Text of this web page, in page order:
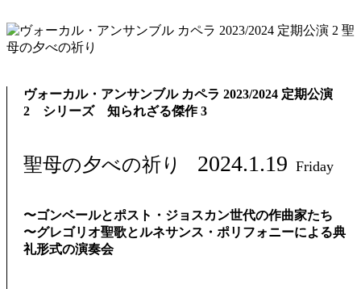
ヴォーカル・アンサンブル カペラ 2023/2024 定期公演
2 シリーズ 知られざる傑作 3
聖母の夕べの祈り 2024.1.19 Friday
〜ゴンベールとポスト・ジョスカン世代の作曲家たち
〜グレゴリオ聖歌とルネサンス・ポリフォニーによる典
礼形式の演奏会